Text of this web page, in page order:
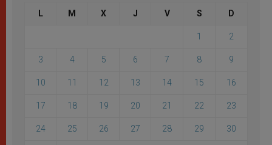
L M X J V S D
1 2
3 4 5 6 7 8 9
10 11 12 13 14 15 16
17 18 19 20 21 22 23
24 25 26 27 28 29 30